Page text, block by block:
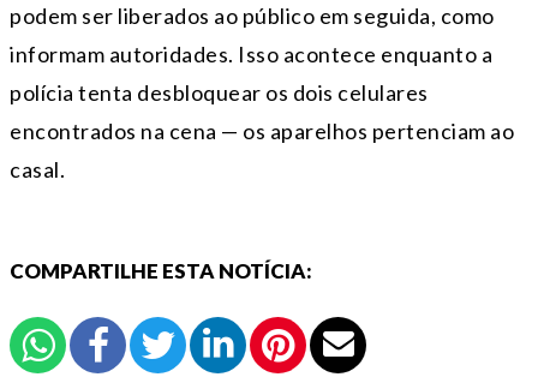
podem ser liberados ao público em seguida, como
informam autoridades. Isso acontece enquanto a
polícia tenta desbloquear os dois celulares
encontrados na cena — os aparelhos pertenciam ao
casal.
COMPARTILHE ESTA NOTÍCIA: